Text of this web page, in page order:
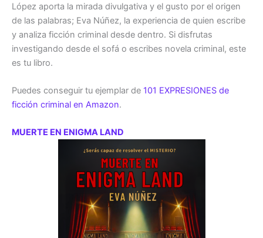
López aporta la mirada divulgativa y el gusto por el origen
de las palabras; Eva Núñez, la experiencia de quien escribe
y analiza ficción criminal desde dentro. Si disfrutas
investigando desde el sofá o escribes novela criminal, este
es tu libro.
Puedes conseguir tu ejemplar de 101 EXPRESIONES de
ficción criminal en Amazon.
MUERTE EN ENIGMA LAND